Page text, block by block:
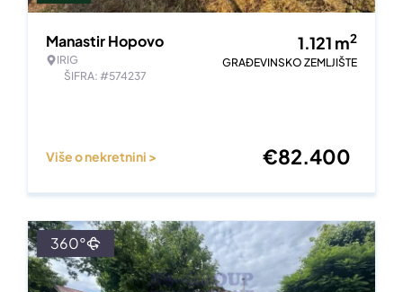
Manastir Hopovo
IRIG
ŠIFRA: #574237
1.121 m2
GRAĐEVINSKO ZEMLJIŠTE
Više o nekretnini > €82.400
360°